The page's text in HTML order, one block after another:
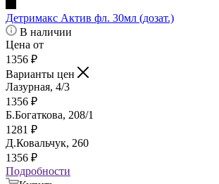
Детримакс Актив фл. 30мл (дозат.)
В наличии
Цена от
1356 ₽
Варианты цен
Лазурная, 4/3
1356 ₽
Б.Богаткова, 208/1
1281 ₽
Д.Ковальчук, 260
1356 ₽
Подробности